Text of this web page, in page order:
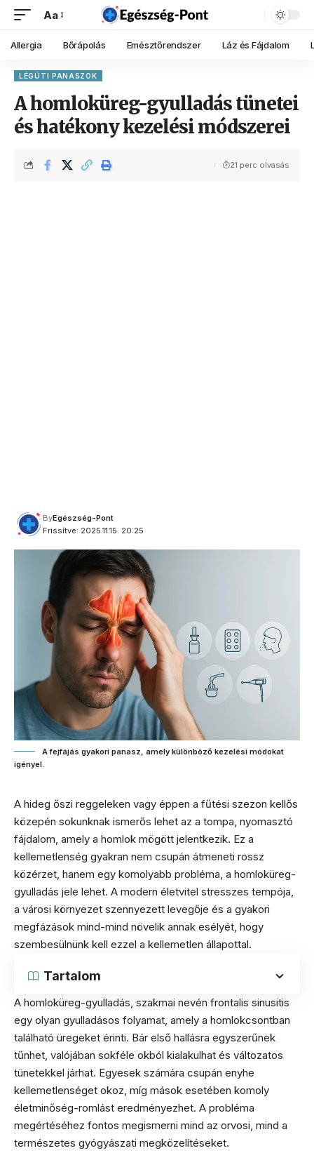
Aa
Allergia Bőrápolás Emésztőrendszer Láz és Fájdalom
LÉGÚTI PANASZOK
A homloküreg-gyulladás tünetei
és hatékony kezelési módszerei
Frissítve: 2025.11.15. 20:25
ByEgészség-Pont
21 perc olvasás
A fejfájás gyakori panasz, amely különböző kezelési módokat
igényel.
A hideg őszi reggeleken vagy éppen a fűtési szezon kellős
közepén sokunknak ismerős lehet az a tompa, nyomasztó
fájdalom, amely a homlok mögött jelentkezik. Ez a
kellemetlenség gyakran nem csupán átmeneti rossz
közérzet, hanem egy komolyabb probléma, a homloküreg-
gyulladás jele lehet. A modern életvitel stresszes tempója,
a városi környezet szennyezett levegője és a gyakori
megfázások mind-mind növelik annak esélyét, hogy
szembesülnünk kell ezzel a kellemetlen állapottal.
Tartalom
A homloküreg-gyulladás, szakmai nevén frontalis sinusitis
egy olyan gyulladásos folyamat, amely a homlokcsontban
található üregeket érinti. Bár első hallásra egyszerűnek
tűnhet, valójában sokféle okból kialakulhat és változatos
tünetekkel járhat. Egyesek számára csupán enyhe
kellemetlenséget okoz, míg mások esetében komoly
életminőség-romlást eredményezhet. A probléma
megértéséhez fontos megismerni mind az orvosi, mind a
természetes gyógyászati megközelítéseket.